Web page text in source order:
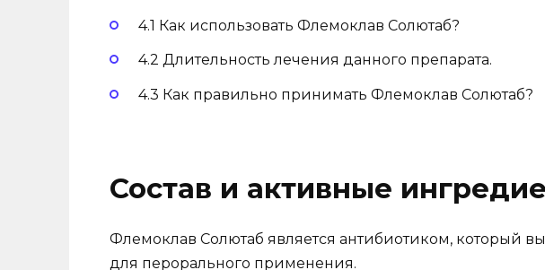
4.1 Как использовать Флемоклав Солютаб?
4.2 Длительность лечения данного препарата.
4.3 Как правильно принимать Флемоклав Солютаб?
Состав и активные
Флемоклав Солютаб является антибиотиком, который
для перорального применения.